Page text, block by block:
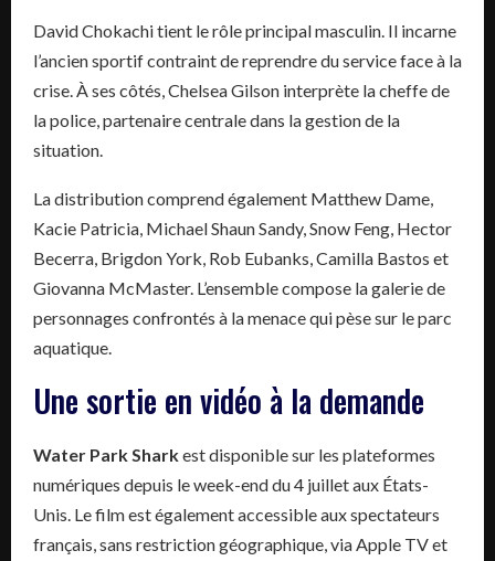
David Chokachi tient le rôle principal masculin. Il incarne
l’ancien sportif contraint de reprendre du service face à la
crise. À ses côtés, Chelsea Gilson interprète la cheffe de
la police, partenaire centrale dans la gestion de la
situation.
La distribution comprend également Matthew Dame,
Kacie Patricia, Michael Shaun Sandy, Snow Feng, Hector
Becerra, Brigdon York, Rob Eubanks, Camilla Bastos et
Giovanna McMaster. L’ensemble compose la galerie de
personnages confrontés à la menace qui pèse sur le parc
aquatique.
Une sortie en vidéo à la demande
Water Park Sharkest disponible sur les plateformes
numériques depuis le week-end du 4 juillet aux États-
Unis. Le film est également accessible aux spectateurs
français, sans restriction géographique, via Apple TV et